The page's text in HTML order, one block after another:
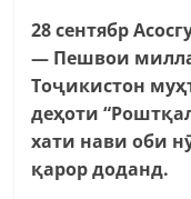
28 сентябр
— Пешвои
Тоҷикистон
деҳоти
хати нави оби
қарор доданд.